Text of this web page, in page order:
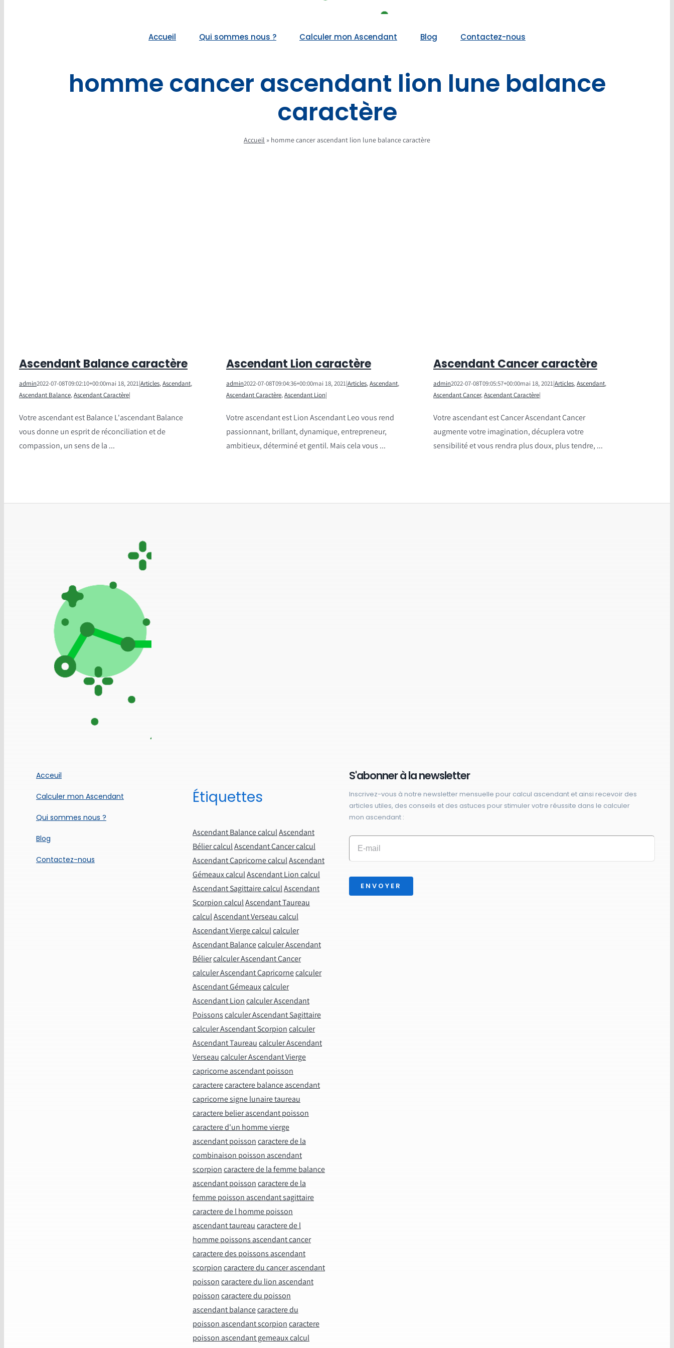
Accueil Qui sommes nous ? Calculer mon Ascendant Blog Contactez-nous
homme cancer ascendant lion lune balance
caractère
Accueil » homme cancer ascendant lion lune balance caractère
Ascendant Balance caractère
admin2022-07-08T09:02:10+00:00mai 18, 2021|Articles,Ascendant,
Ascendant Balance,Ascendant Caractère|
Votre ascendant est Balance L'ascendant Balance
vous donne un esprit de réconciliation et de
compassion, un sens de la ...
Ascendant Lion caractère
admin2022-07-08T09:04:36+00:00mai 18, 2021|Articles,Ascendant,
Ascendant Caractère,Ascendant Lion|
Votre ascendant est Lion Ascendant Leo vous rend
passionnant, brillant, dynamique, entrepreneur,
ambitieux, déterminé et gentil. Mais cela vous ...
Ascendant Cancer caractère
admin2022-07-08T09:05:57+00:00mai 18, 2021|Articles,Ascendant,
Ascendant Cancer,Ascendant Caractère|
Votre ascendant est Cancer Ascendant Cancer
augmente votre imagination, décuplera votre
sensibilité et vous rendra plus doux, plus tendre, ...
Acceuil
Calculer mon Ascendant
Qui sommes nous ?
Blog
Contactez-nous
Étiquettes
Ascendant Balance calculAscendant
Bélier calculAscendant Cancer calcul
Ascendant Capricorne calculAscendant
Gémeaux calculAscendant Lion calcul
Ascendant Sagittaire calculAscendant
Scorpion calculAscendant Taureau
calculAscendant Verseau calcul
Ascendant Vierge calculcalculer
Ascendant Balancecalculer Ascendant
Béliercalculer Ascendant Cancer
calculer Ascendant Capricornecalculer
Ascendant Gémeauxcalculer
Ascendant Lioncalculer Ascendant
Poissonscalculer Ascendant Sagittaire
calculer Ascendant Scorpioncalculer
Ascendant Taureaucalculer Ascendant
Verseaucalculer Ascendant Vierge
capricorne ascendant poisson
caracterecaractere balance ascendant
capricorne signe lunaire taureau
caractere belier ascendant poisson
caractere d'un homme vierge
ascendant poissoncaractere de la
combinaison poisson ascendant
scorpioncaractere de la femme balance
ascendant poissoncaractere de la
femme poisson ascendant sagittaire
caractere de l homme poisson
ascendant taureaucaractere de l
homme poissons ascendant cancer
caractere des poissons ascendant
scorpioncaractere du cancer ascendant
poissoncaractere du lion ascendant
poissoncaractere du poisson
ascendant balancecaractere du
poisson ascendant scorpioncaractere
poisson ascendant gemeaux calcul
S'abonner à la newsletter
Inscrivez-vous à notre newsletter mensuelle pour calcul ascendant et ainsi recevoir des
articles utiles, des conseils et des astuces pour stimuler votre réussite dans le calculer
mon ascendant :
ENVOYER